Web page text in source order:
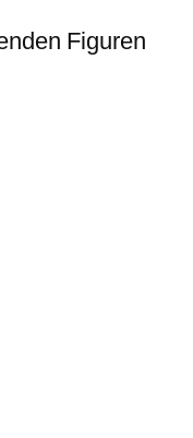
Figuren